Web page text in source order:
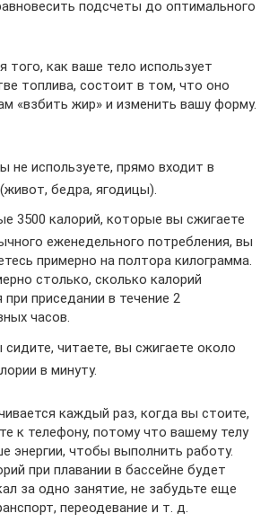
подсчеты до оптимального
того, как ваше тело использует
топлива, состоит в том, что оно
«взбить жир» и изменить вашу форму.
не используете, прямо входит в
бедра, ягодицы).
3500 калорий, которые вы сжигаете
еженедельного потребления, вы
примерно на полтора килограмма.
столько, сколько калорий
при приседании в течение 2
часов.
сидите, читаете, вы сжигаете около
в минуту.
каждый раз, когда вы стоите,
к телефону, потому что вашему телу
энергии, чтобы выполнить работу.
при плавании в бассейне будет
за одно занятие, не забудьте еще
переодевание и т. д.